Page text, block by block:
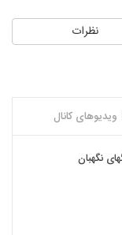
نظرات
ویدیوهای کانال
نگهبان